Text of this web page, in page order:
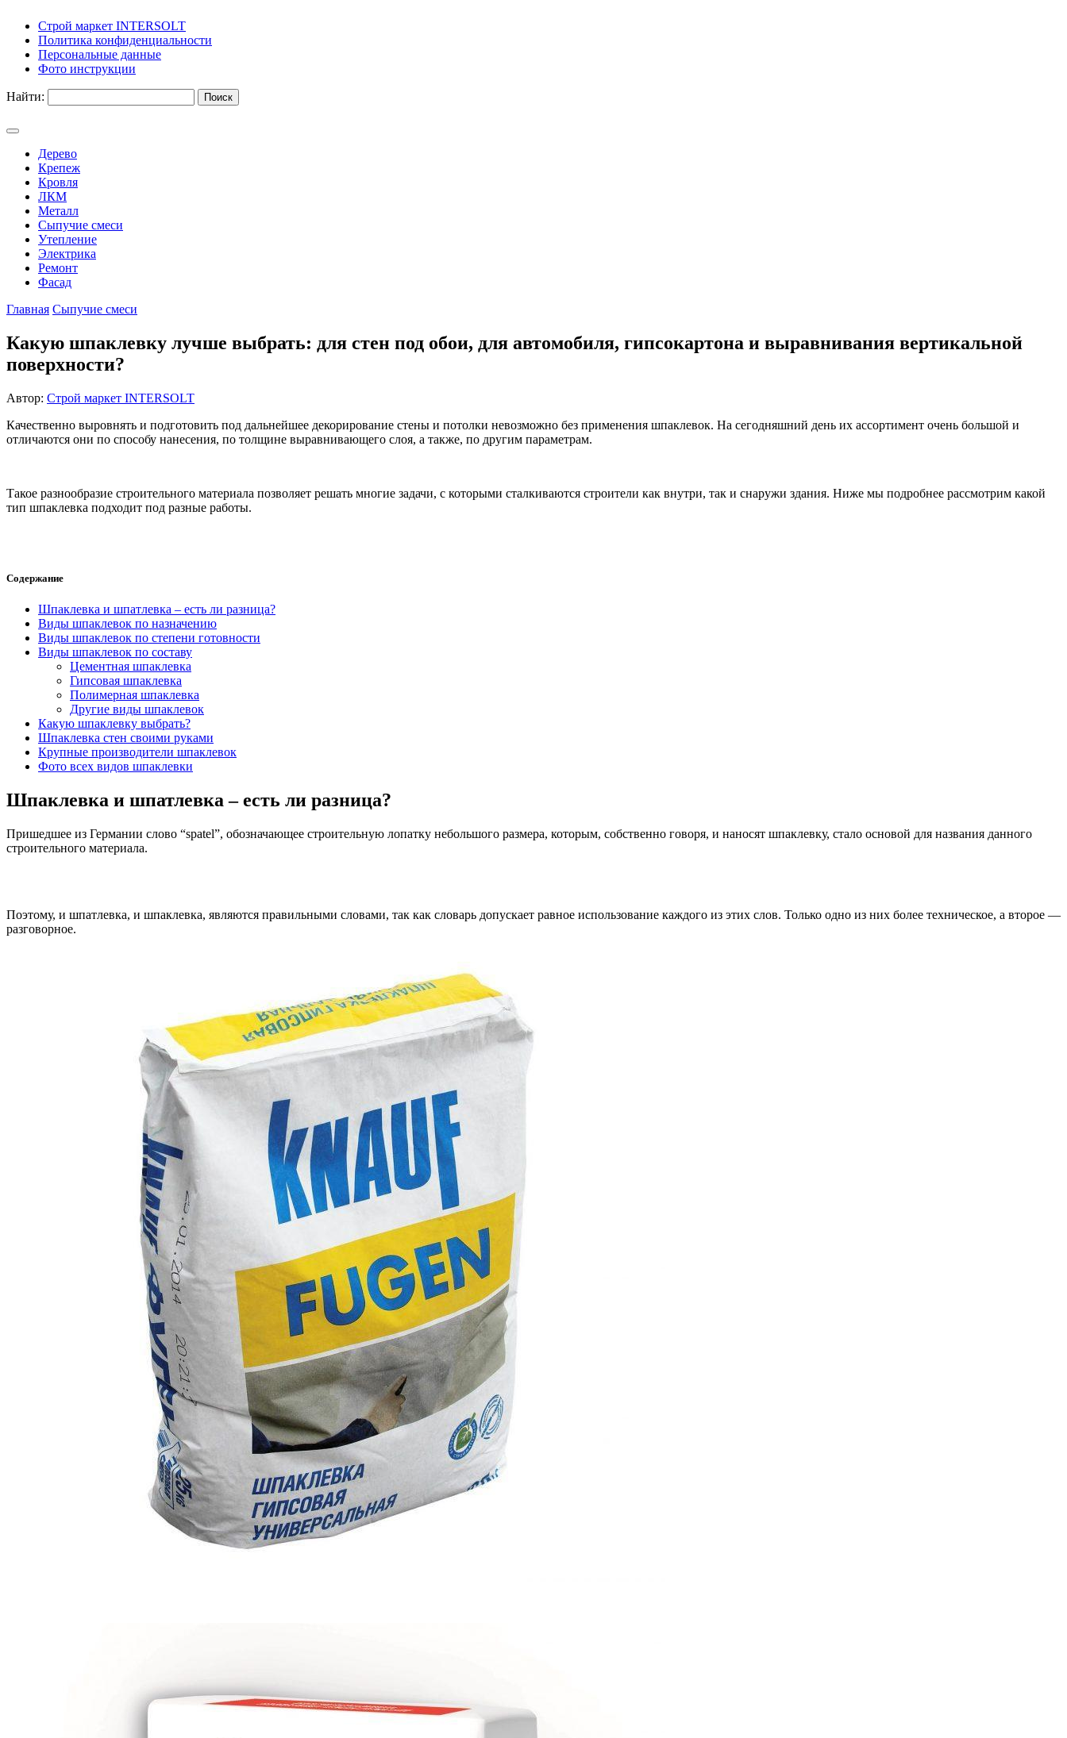
Строй маркет INTERSOLT
Политика конфиденциальности
Персональные данные
Фото инструкции
Найти:
Дерево
Крепеж
Кровля
ЛКМ
Металл
Сыпучие смеси
Утепление
Электрика
Ремонт
Фасад
Главная Сыпучие смеси
Какую шпаклевку лучше выбрать: для стен под обои, для автомобиля, гипсокартона и выравнивания вертикальной
поверхности?
Автор: Строй маркет INTERSOLT
Качественно выровнять и подготовить под дальнейшее декорирование стены и потолки невозможно без применения шпаклевок. На сегодняшний день их ассортимент очень большой и
отличаются они по способу нанесения, по толщине выравнивающего слоя, а также, по другим параметрам.
Такое разнообразие строительного материала позволяет решать многие задачи, с которыми сталкиваются строители как внутри, так и снаружи здания. Ниже мы подробнее рассмотрим какой
тип шпаклевка подходит под разные работы.
Содержание
Шпаклевка и шпатлевка – есть ли разница?
Виды шпаклевок по назначению
Виды шпаклевок по степени готовности
Виды шпаклевок по составу
Цементная шпаклевка
Гипсовая шпаклевка
Полимерная шпаклевка
Другие виды шпаклевок
Какую шпаклевку выбрать?
Шпаклевка стен своими руками
Крупные производители шпаклевок
Фото всех видов шпаклевки
Шпаклевка и шпатлевка – есть ли разница?
Пришедшее из Германии слово “spatel”, обозначающее строительную лопатку небольшого размера, которым, собственно говоря, и наносят шпаклевку, стало основой для названия данного
строительного материала.
Поэтому, и шпатлевка, и шпаклевка, являются правильными словами, так как словарь допускает равное использование каждого из этих слов. Только одно из них более техническое, а второе —
разговорное.